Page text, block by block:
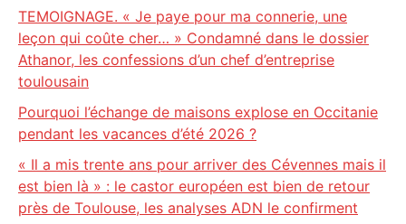
TEMOIGNAGE. « Je paye pour ma connerie, une
leçon qui coûte cher… » Condamné dans le dossier
Athanor, les confessions d’un chef d’entreprise
toulousain
Pourquoi l’échange de maisons explose en Occitanie
pendant les vacances d’été 2026 ?
« Il a mis trente ans pour arriver des Cévennes mais il
est bien là » : le castor européen est bien de retour
près de Toulouse, les analyses ADN le confirment